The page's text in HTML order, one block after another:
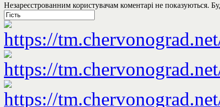
Незареєстрованним користувачам коментарі не показуються.